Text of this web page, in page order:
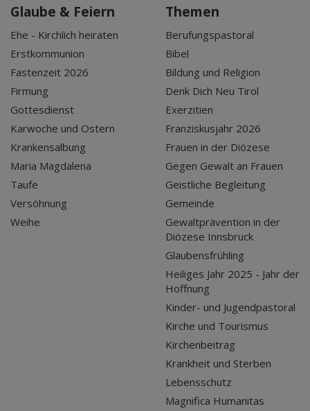
Glaube & Feiern
Ehe - Kirchlich heiraten
Erstkommunion
Fastenzeit 2026
Firmung
Gottesdienst
Karwoche und Ostern
Krankensalbung
Maria Magdalena
Taufe
Versöhnung
Weihe
Themen
Berufungspastoral
Bibel
Bildung und Religion
Denk Dich Neu Tirol
Exerzitien
Franziskusjahr 2026
Frauen in der Diözese
Gegen Gewalt an Frauen
Geistliche Begleitung
Gemeinde
Gewaltprävention in der
Diözese Innsbruck
Glaubensfrühling
Heiliges Jahr 2025 - Jahr der
Hoffnung
Kinder- und Jugendpastoral
Kirche und Tourismus
Kirchenbeitrag
Krankheit und Sterben
Lebensschutz
Magnifica Humanitas